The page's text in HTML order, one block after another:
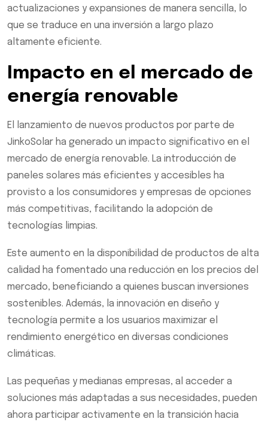
actualizaciones y expansiones de manera sencilla, lo
que se traduce en una inversión a largo plazo
altamente eficiente.
Impacto en el mercado de
energía renovable
El lanzamiento de nuevos productos por parte de
JinkoSolar ha generado un impacto significativo en el
mercado de energía renovable. La introducción de
paneles solares más eficientes y accesibles ha
provisto a los consumidores y empresas de opciones
más competitivas, facilitando la adopción de
tecnologías limpias.
Este aumento en la disponibilidad de productos de alta
calidad ha fomentado una reducción en los precios del
mercado, beneficiando a quienes buscan inversiones
sostenibles. Además, la innovación en diseño y
tecnología permite a los usuarios maximizar el
rendimiento energético en diversas condiciones
climáticas.
Las pequeñas y medianas empresas, al acceder a
soluciones más adaptadas a sus necesidades, pueden
ahora participar activamente en la transición hacia